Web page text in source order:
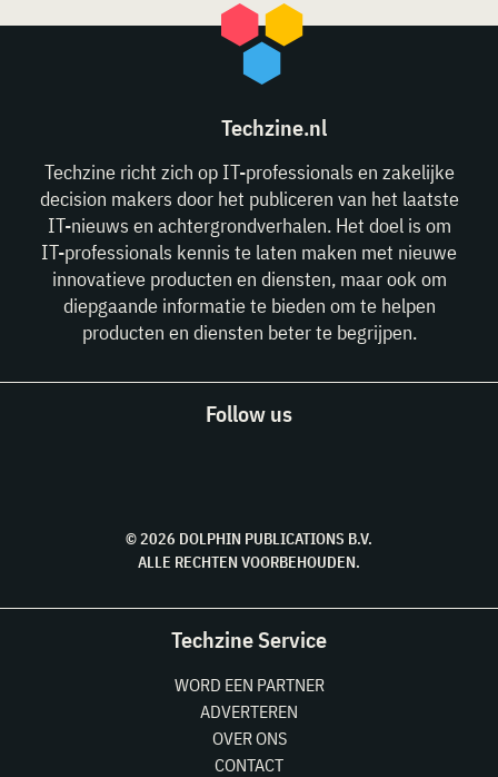
Techzine.nl
Techzine richt zich op IT-professionals en zakelijke
decision makers door het publiceren van het laatste
IT-nieuws en achtergrondverhalen. Het doel is om
IT-professionals kennis te laten maken met nieuwe
innovatieve producten en diensten, maar ook om
diepgaande informatie te bieden om te helpen
producten en diensten beter te begrijpen.
Follow us
© 2026 DOLPHIN PUBLICATIONS B.V.
ALLE RECHTEN VOORBEHOUDEN.
Techzine Service
WORD EEN PARTNER
ADVERTEREN
OVER ONS
CONTACT